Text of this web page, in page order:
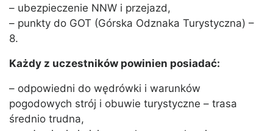
– ubezpieczenie NNW i przejazd,
– punkty do GOT (Górska Odznaka Turystyczna) –
8.
Każdy z uczestników powinien posiadać:
– odpowiedni do wędrówki i warunków
pogodowych strój i obuwie turystyczne – trasa
średnio trudna,